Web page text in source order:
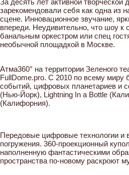
зарекомендовали себя как одна из
сцене. Инновационное звучание,
впереди. Неудивительно, что шоу
банальным оркестром или спец
необычной площадкой в Москве.
Атма360° на территории Зеленого
FullDome.pro. С 2010 по всему миру
событий, цифровых планетариев и
(Нью-Йорк), Lightning In a Bottle
(Калифорния).
Передовые цифровые технологии и
погружения. 360-проекционный
наполненную фантастическими
пространства по-новому раскроют